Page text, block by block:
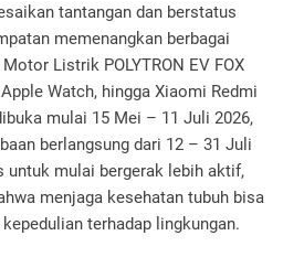
tantangan dan berstatus
memenangkan berbagai
Listrik POLYTRON EV FOX
Watch, hingga Xiaomi Redmi
mulai 15 Mei – 11 Juli 2026,
berlangsung dari 12 – 31 Juli
untuk mulai bergerak lebih aktif,
menjaga kesehatan tubuh bisa
terhadap lingkungan.